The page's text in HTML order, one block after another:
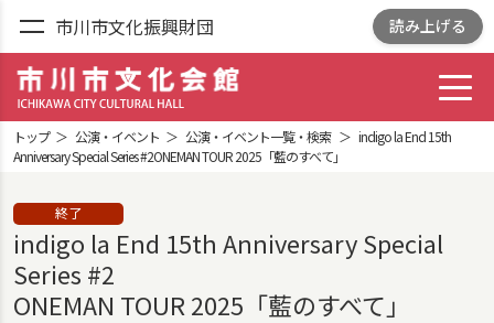
市川市文化振興財団 読み上げる
ICHIKAWA CITY
CULTRURAL HALL
トップ 公演・イベント 公演・イベント一覧・検索
indigo la End 15th
Anniversary Special Series #2ONEMAN TOUR 2025「藍のすべて」
終了
indigo la End 15th Anniversary Special
Series #2
ONEMAN TOUR 2025「藍のすべて」